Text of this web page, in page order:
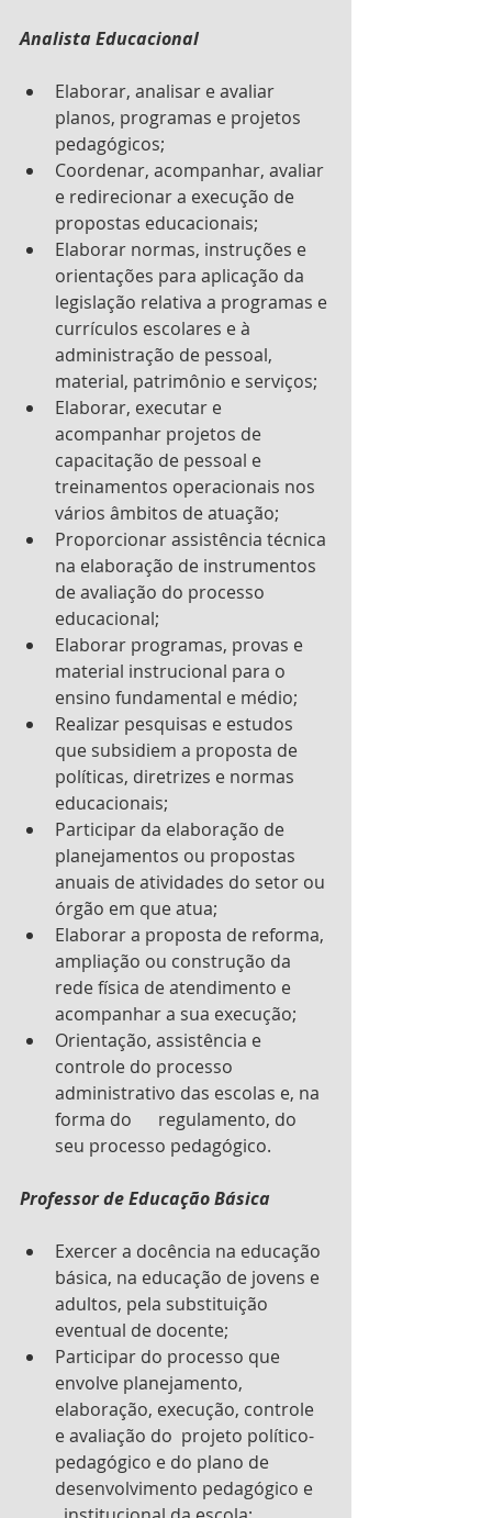
Analista Educacional
Elaborar, analisar e avaliar
planos, programas e projetos
pedagógicos;
Coordenar, acompanhar, avaliar
e redirecionar a execução de
propostas educacionais;
Elaborar normas, instruções e
orientações para aplicação da
legislação relativa a programas e
currículos escolares e à
administração de pessoal,
material, patrimônio e serviços;
Elaborar, executar e
acompanhar projetos de
capacitação de pessoal e
treinamentos operacionais nos
vários âmbitos de atuação;
Proporcionar assistência técnica
na elaboração de instrumentos
de avaliação do processo
educacional;
Elaborar programas, provas e
material instrucional para o
ensino fundamental e médio;
Realizar pesquisas e estudos
que subsidiem a proposta de
políticas, diretrizes e normas
educacionais;
Participar da elaboração de
planejamentos ou propostas
anuais de atividades do setor ou
órgão em que atua;
Elaborar a proposta de reforma,
ampliação ou construção da
rede física de atendimento e
acompanhar a sua execução;
Orientação, assistência e
controle do processo
administrativo das escolas e, na
forma do      regulamento, do
seu processo pedagógico.
Professor de Educação Básica
Exercer a docência na educação
básica, na educação de jovens e
adultos, pela substituição
eventual de docente;
Participar do processo que
envolve planejamento,
elaboração, execução, controle
e avaliação do  projeto político-
pedagógico e do plano de
desenvolvimento pedagógico e